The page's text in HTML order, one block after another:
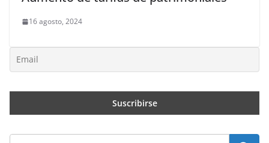
16 agosto, 2024